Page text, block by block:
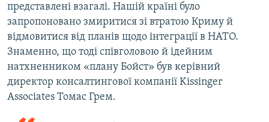
представлені взагалі. Нашій країні було
запропоновано змиритися зі втратою Криму й
відмовитися від планів щодо інтеграції в НАТО.
Знаменно, що тоді співголовою й ідейним
натхненником «плану Бойст» був керівний
директор консалтингової компанії Kissinger
Associates Томас Грем.